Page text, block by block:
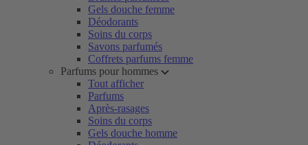
Gels douche femme
Déodorants
Soins du corps
Savons parfumés
Coffrets parfums femme
Parfums pour hommes
Tout afficher
Parfums
Après-rasages
Soins du corps
Gels douche homme